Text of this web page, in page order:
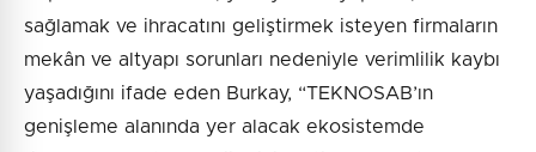
sağlamak ve ihracatını geliştirmek isteyen firmaların
mekân ve altyapı sorunları nedeniyle verimlilik kaybı
yaşadığını ifade eden Burkay, “TEKNOSAB’ın
genişleme alanında yer alacak ekosistemde